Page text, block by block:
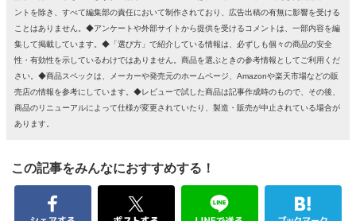
ントを除き、すべて編集部の責任において制作されており、広告出稿の有無に影響を受ける
ことはありません。◆アンケートや外部サイトから提供を受けるコメントは、一部内容を編
集して掲載しています。◆「選び方」で紹介している情報は、必ずしも個々の商品の安全
性・有効性を示しているわけではありません。商品を選ぶときの参考情報としてご利用くだ
さい。◆商品スペックは、メーカーや発売元のホームページ、Amazonや楽天市場などの販
売店の情報を参考にしています。◆レビューで試した商品は記事作成時のもので、その後、
商品のリニューアルによって仕様が変更されていたり、製造・販売が中止されている場合が
あります。
この記事をみんなにおすすめする！